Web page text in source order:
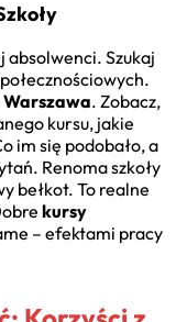
absolwenci. Szukaj
. Zobacz,
kursu, jakie
im się podobało, a
Renoma szkoły
bełkot. To realne
kursy
– efektami pracy